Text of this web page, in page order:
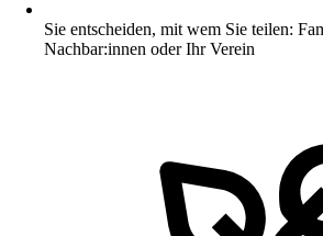
Sie entscheiden, mit wem Sie teilen:
Nachbar:innen oder Ihr Verein